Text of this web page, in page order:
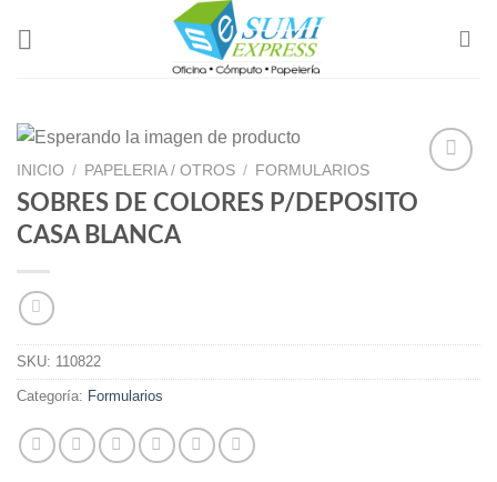
INICIO / PAPELERIA / OTROS / FORMULARIOS
SOBRES DE COLORES P/DEPOSITO
CASA BLANCA
SKU: 110822
Categoría: Formularios